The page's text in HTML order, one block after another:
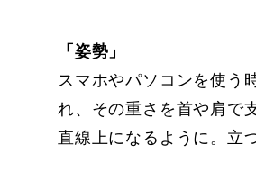
「姿勢」
スマホやパソコンを使う
れ、その重さを首や肩で
直線上になるように。立